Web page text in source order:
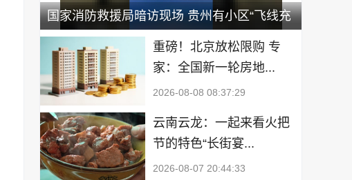
国家消防救援局暗访现场 贵州有小区“飞线充
电” 充电线长达10米重磅！北京放松限购 专
家：全国新一轮房地...
2026-08-08 08:37:29
云南云龙：一起来看火把
节的特色“长街宴...
2026-08-07 20:44:33